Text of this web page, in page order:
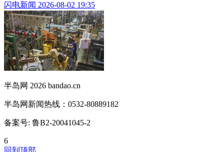
闪电新闻 2026-08-02 19:35
半岛网 2026 bandao.cn
半岛网新闻热线：0532-80889182
备案号: 鲁B2-20041045-2
6